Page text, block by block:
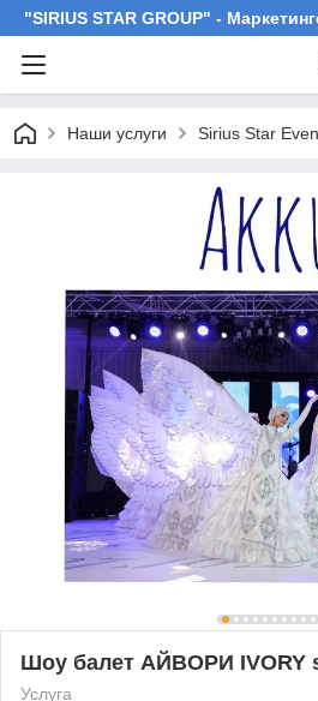
"SIRIUS STAR GROUP" -
Наши услуги Sirius Star
Шоу балет АЙВОРИ IVORY
Услуга